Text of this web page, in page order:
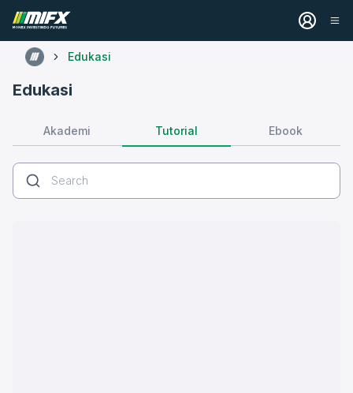
Edukasi
Edukasi
Akademi Tutorial Ebook